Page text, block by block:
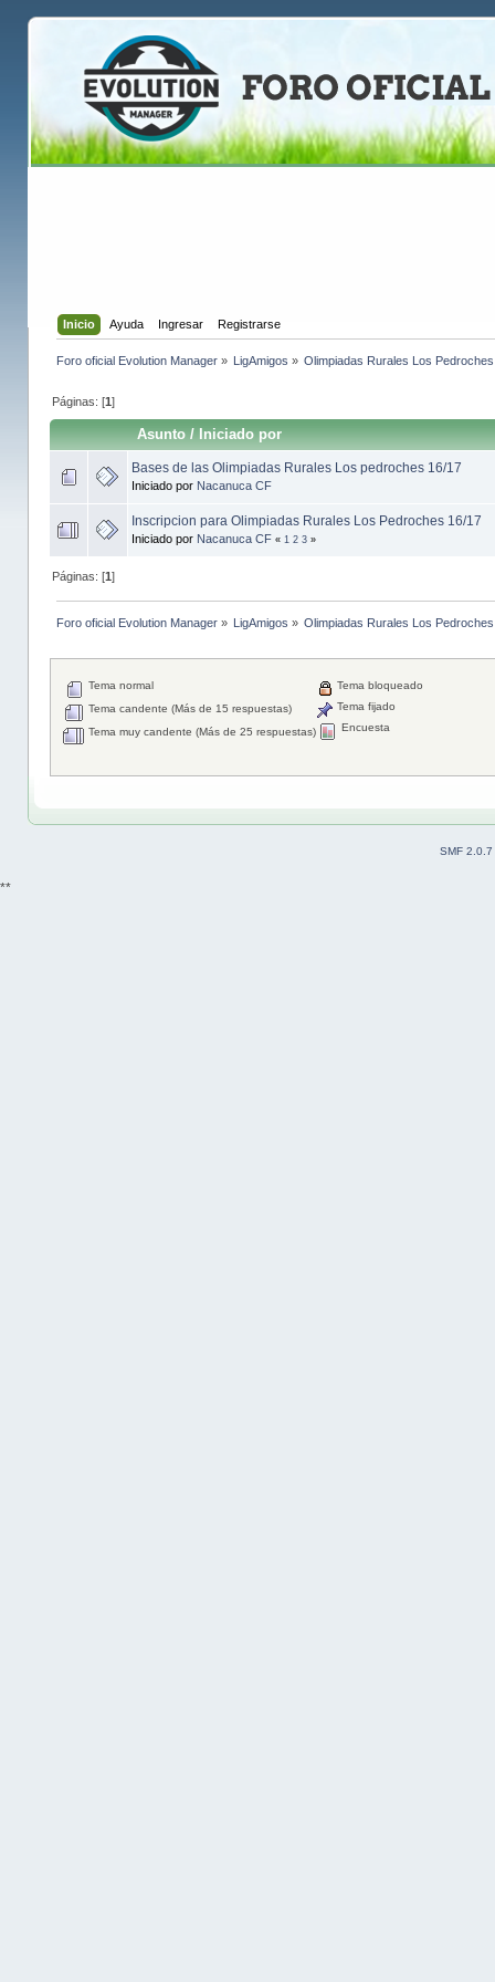
Inicio Ayuda Ingresar Registrarse
Foro oficial Evolution Manager» LigAmigos » Olimpiadas Rurales Los
Páginas: [1]
Asunto/ Iniciado por
Bases de las Olimpiadas Rurales Los pedroches 16/17
Iniciado por Nacanuca CF
Inscripcion para Olimpiadas Rurales Los Pedroches 16/17
Iniciado por Nacanuca CF « 1 2 3»
Páginas: [1]
Foro oficial Evolution Manager» LigAmigos » Olimpiadas Rurales Los
Tema normal
Tema candente (Más de 15 respuestas)
Tema muy candente (Más de 25 respuestas)
Tema bloqueado
Tema fijado
Encuesta
SMF 2.0.7
**